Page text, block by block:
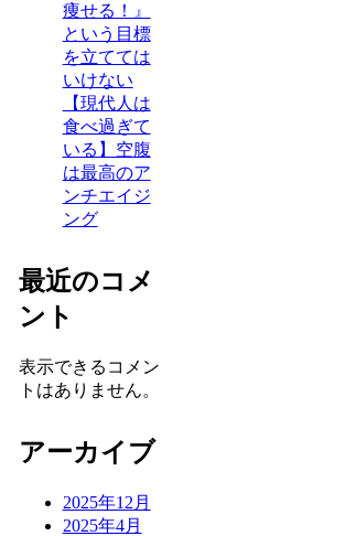
痩せる！』
という目標
を立てては
いけない
【現代人は
食べ過ぎて
いる】空腹
は最高のア
ンチエイジ
ング
最近のコメ
ント
表示できるコメン
トはありません。
アーカイブ
2025年12月
2025年4月